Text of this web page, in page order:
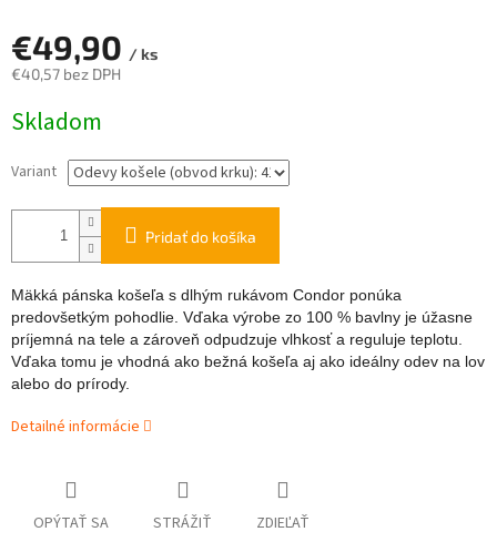
€49,90 / ks
€40,57 bez DPH
cena:
Skladom
Variant
Pridať do košíka
Mäkká pánska košeľa s dlhým rukávom Condor ponúka
predovšetkým pohodlie. Vďaka výrobe zo 100 % bavlny je úžasne
príjemná na tele a zároveň odpudzuje vlhkosť a reguluje teplotu.
Vďaka tomu je vhodná ako bežná košeľa aj ako ideálny odev na lov
alebo do prírody.
Detailné informácie
OPÝTAŤ SA STRÁŽIŤ ZDIEĽAŤ